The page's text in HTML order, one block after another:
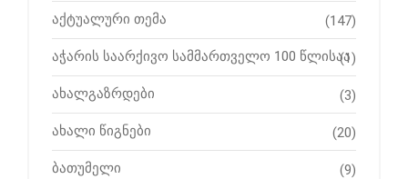
აქტუალური თემა (147)
აჭარის საარქივო სამმართველო 100 წლისაა
(1)
ახალგაზრდები (3)
ახალი წიგნები (20)
ბათუმელი (9)